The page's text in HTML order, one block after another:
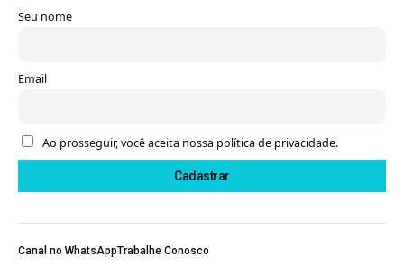
Seu nome
Email
Ao prosseguir, você aceita nossa política de privacidade.
Canal no WhatsAppTrabalhe Conosco